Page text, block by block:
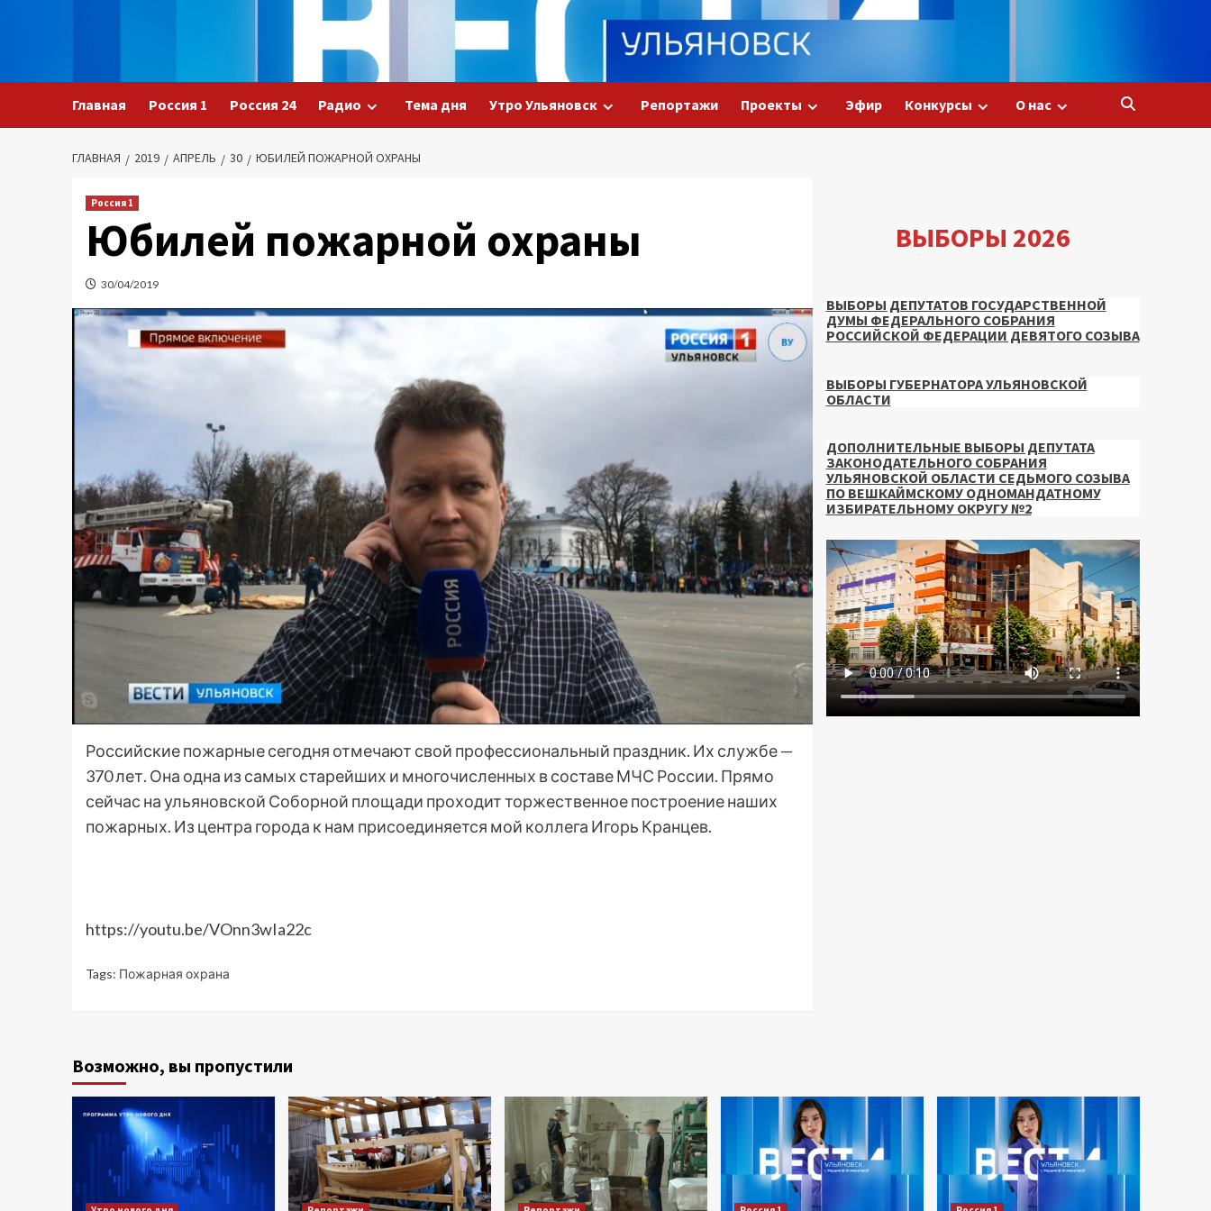
Главная Россия 1 Россия 24 Радио Тема дня Утро Ульяновск Репортажи Проекты Эфир Конкурсы О нас
ГЛАВНАЯ 2019 АПРЕЛЬ 30 ЮБИЛЕЙ ПОЖАРНОЙ ОХРАНЫ
Россия 1
Юбилей пожарной охраны
30/04/2019
Российские пожарные сегодня отмечают свой профессиональный праздник. Их службе —
370 лет. Она одна из самых старейших и многочисленных в составе МЧС России. Прямо
сейчас на ульяновской Соборной площади проходит торжественное построение наших
пожарных. Из центра города к нам присоединяется мой коллега Игорь Кранцев.
https://youtu.be/VOnn3wIa22c
Tags: Пожарная охрана
ВЫБОРЫ 2026
ВЫБОРЫ ДЕПУТАТОВ ГОСУДАРСТВЕННОЙ
ДУМЫ ФЕДЕРАЛЬНОГО СОБРАНИЯ
РОССИЙСКОЙ ФЕДЕРАЦИИ ДЕВЯТОГО СОЗЫВА
ВЫБОРЫ ГУБЕРНАТОРА УЛЬЯНОВСКОЙ
ОБЛАСТИ
ДОПОЛНИТЕЛЬНЫЕ ВЫБОРЫ ДЕПУТАТА
ЗАКОНОДАТЕЛЬНОГО СОБРАНИЯ
УЛЬЯНОВСКОЙ ОБЛАСТИ СЕДЬМОГО СОЗЫВА
ПО ВЕШКАЙМСКОМУ ОДНОМАНДАТНОМУ
ИЗБИРАТЕЛЬНОМУ ОКРУГУ №2
Возможно, вы пропустили